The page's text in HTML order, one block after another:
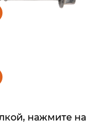
нажмите на